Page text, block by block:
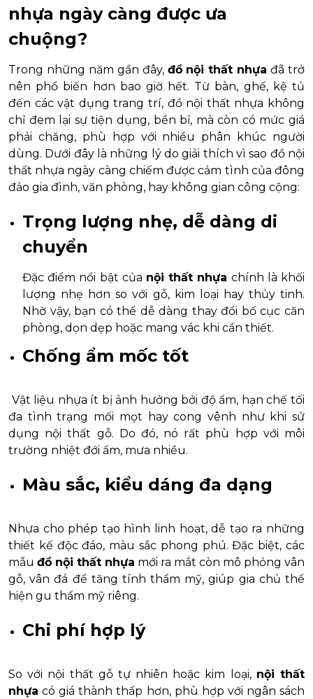
nhựa ngày càng được ưa
chuộng?
Trong những năm gần đây, đồ nội thất nhựa đã trở
nên phổ biến hơn bao giờ hết. Từ bàn, ghế, kệ tủ
đến các vật dụng trang trí, đồ nội thất nhựa không
chỉ đem lại sự tiện dụng, bền bỉ, mà còn có mức giá
phải chăng, phù hợp với nhiều phân khúc người
dùng. Dưới đây là những lý do giải thích vì sao đồ nội
thất nhựa ngày càng chiếm được cảm tình của đông
đảo gia đình, văn phòng, hay không gian công cộng:
Trọng lượng nhẹ, dễ dàng di
chuyển
Đặc điểm nổi bật của nội thất nhựa chính là khối
lượng nhẹ hơn so với gỗ, kim loại hay thủy tinh.
Nhờ vậy, bạn có thể dễ dàng thay đổi bố cục căn
phòng, dọn dẹp hoặc mang vác khi cần thiết.
Chống ẩm mốc tốt
Vật liệu nhựa ít bị ảnh hưởng bởi độ ẩm, hạn chế tối
đa tình trạng mối mọt hay cong vênh như khi sử
dụng nội thất gỗ. Do đó, nó rất phù hợp với môi
trường nhiệt đới ẩm, mưa nhiều.
Màu sắc, kiểu dáng đa dạng
Nhựa cho phép tạo hình linh hoạt, dễ tạo ra những
thiết kế độc đáo, màu sắc phong phú. Đặc biệt, các
mẫu đồ nội thất nhựa mới ra mắt còn mô phỏng vân
gỗ, vân đá để tăng tính thẩm mỹ, giúp gia chủ thể
hiện gu thẩm mỹ riêng.
Chi phí hợp lý
So với nội thất gỗ tự nhiên hoặc kim loại, nội thất
nhựa có giá thành thấp hơn, phù hợp với ngân sách